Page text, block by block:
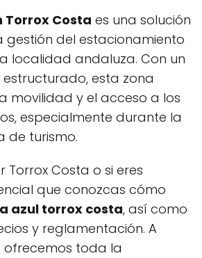
Torrox Costa es una solución
del estacionamiento
localidad andaluza. Con un
esta zona
movilidad y el acceso a los
especialmente durante la
de turismo.
Torrox Costa o si eres
que conozcas cómo
azul torrox costa, así como
y reglamentación. A
ofrecemos toda la